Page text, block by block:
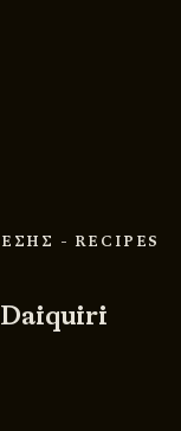
- RECIPES